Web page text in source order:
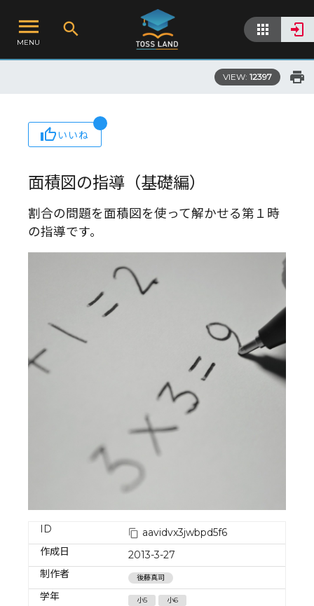
MENU
VIEW: 12397
いいね
面積図の指導（基礎編）
割合の問題を面積図を使って解かせる第１時
の指導です。
ID
aavidvx3jwbpd5f6
作成日
2013-3-27
制作者
後藤真司
学年 小5 小6